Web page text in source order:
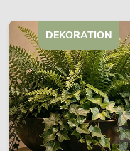
DEKORATION